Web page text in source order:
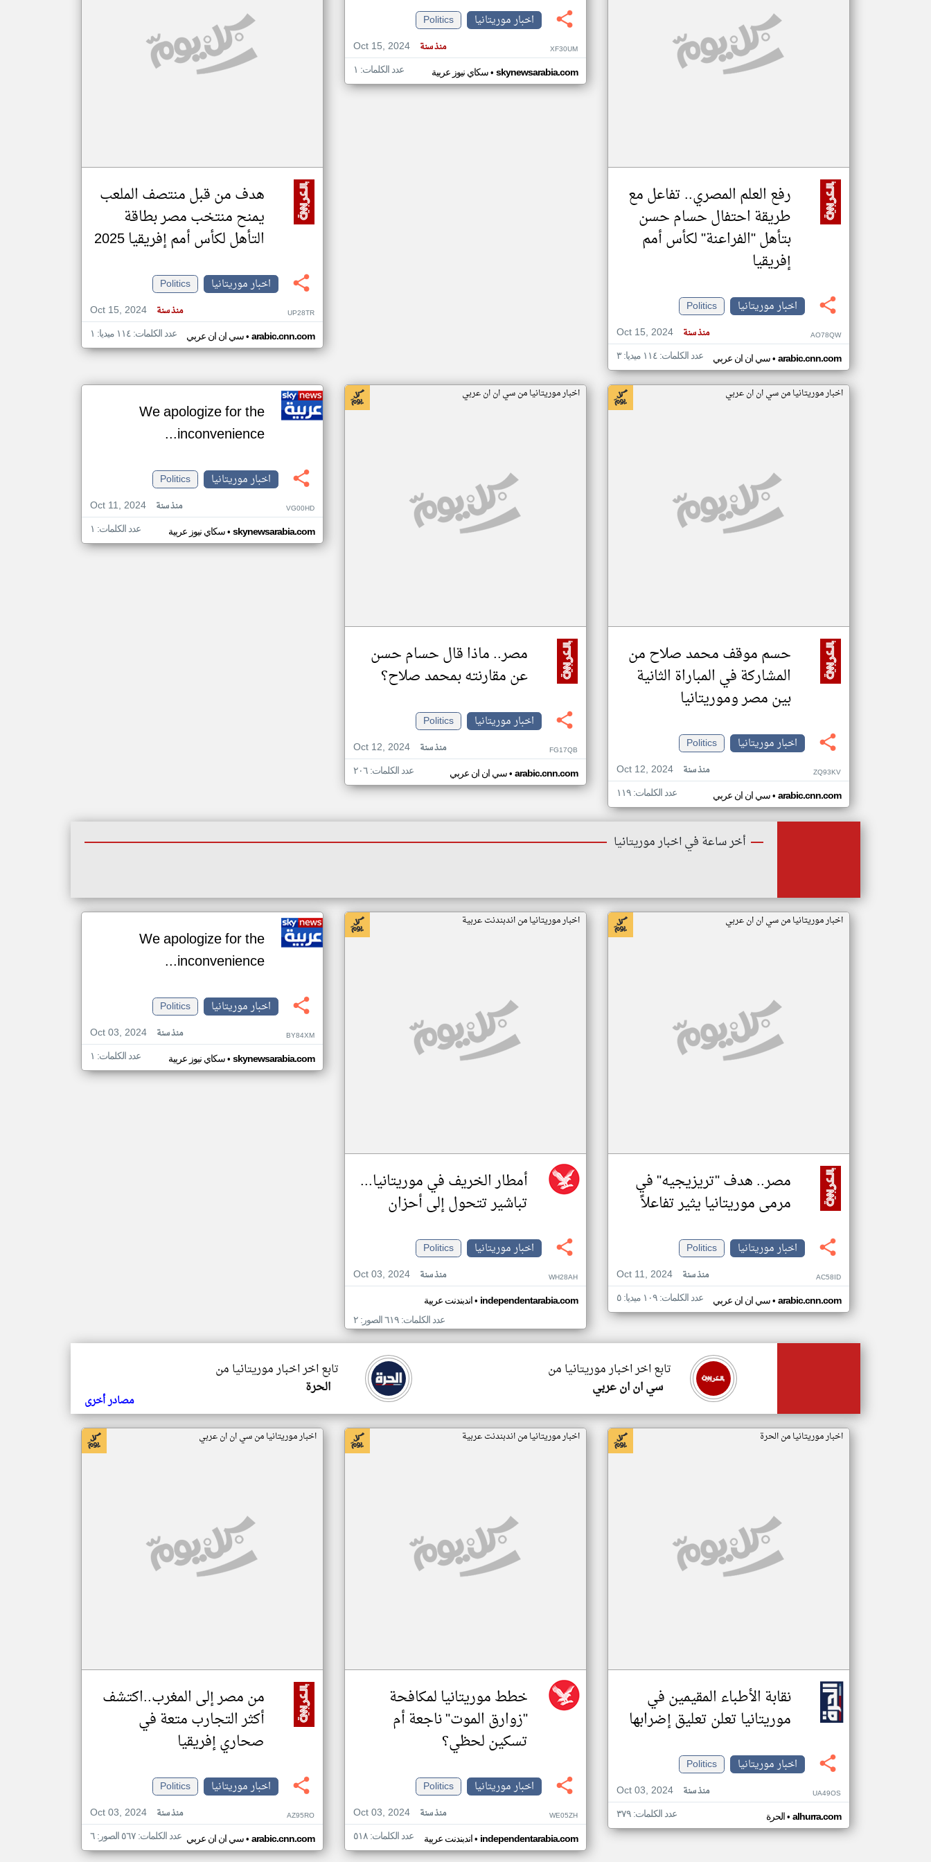
مصادر الأخبار من موريتانيا
رفع العلم المصري.. تفاعل مع
طريقة احتفال حسام حسن
بتأهل "الفراعنة" لكأس أمم
إفريقيا
اخبار موريتانيا
Politics
Oct 15, 2024
منذ سنة AO78QW
سي ان ان عربي• arabic.cnn.com عدد الكلمات: ١١٤ ميديا: ٣
اخبار موريتانيا
Politics
Oct 15, 2024
منذ سنة XF30UM
سكاي نيوز عربية• skynewsarabia.com عدد الكلمات: ١
هدف من قبل منتصف الملعب
يمنح منتخب مصر بطاقة
التأهل لكأس أمم إفريقيا 2025
اخبار موريتانيا
Politics
Oct 15, 2024
منذ سنة UP28TR
سي ان ان عربي• arabic.cnn.com عدد الكلمات: ١١٤ ميديا: ١
اخبار موريتانيا من سي ان ان عربي
حسم موقف محمد صلاح من
المشاركة في المباراة الثانية
بين مصر وموريتانيا
اخبار موريتانيا
Politics
Oct 12, 2024
منذ سنة ZQ93KV
سي ان ان عربي• arabic.cnn.com عدد الكلمات: ١١٩
اخبار موريتانيا من سي ان ان عربي
مصر.. ماذا قال حسام حسن
عن مقارنته بمحمد صلاح؟
اخبار موريتانيا
Politics
Oct 12, 2024
منذ سنة FG17QB
سي ان ان عربي• arabic.cnn.com عدد الكلمات: ٢٠٦
We apologize for the
inconvenience...
اخبار موريتانيا
Politics
Oct 11, 2024
منذ سنة VG00HD
سكاي نيوز عربية• skynewsarabia.com عدد الكلمات: ١
أخر ساعة في اخبار موريتانيا
اخبار موريتانيا من سي ان ان عربي
مصر.. هدف "تريزيجيه" في
مرمى موريتانيا يثير تفاعلاً
اخبار موريتانيا
Politics
Oct 11, 2024
منذ سنة AC58ID
سي ان ان عربي• arabic.cnn.com عدد الكلمات: ١٠٩ ميديا: ٥
اخبار موريتانيا من اندبندنت عربية
أمطار الخريف في موريتانيا...
تباشير تتحول إلى أحزان
اخبار موريتانيا
Politics
Oct 03, 2024
منذ سنة WH28AH
اندبندنت عربية• independentarabia.com
عدد الكلمات: ٦١٩ الصور: ٢
We apologize for the
inconvenience...
اخبار موريتانيا
Politics
Oct 03, 2024
منذ سنة BY84XM
سكاي نيوز عربية• skynewsarabia.com عدد الكلمات: ١
تابع اخر اخبار موريتانيا من
الحرة
تابع اخر اخبار موريتانيا من
سي ان ان عربي
مصادر أخرى
اخبار موريتانيا من الحرة
نقابة الأطباء المقيمين في
موريتانيا تعلن تعليق إضرابها
اخبار موريتانيا
Politics
Oct 03, 2024
منذ سنة UA49OS
الحرة• alhurra.com عدد الكلمات: ٣٧٩
اخبار موريتانيا من اندبندنت عربية
خطط موريتانيا لمكافحة
"زوارق الموت" ناجعة أم
تسكين لحظي؟
اخبار موريتانيا
Politics
Oct 03, 2024
منذ سنة WE05ZH
اندبندنت عربية• independentarabia.com عدد الكلمات: ٥١٨
اخبار موريتانيا من سي ان ان عربي
من مصر إلى المغرب..اكتشف
أكثر التجارب متعة في
صحاري إفريقيا
اخبار موريتانيا
Politics
Oct 03, 2024
منذ سنة AZ95RO
سي ان ان عربي• arabic.cnn.com عدد الكلمات: ٥٦٧ الصور: ٦